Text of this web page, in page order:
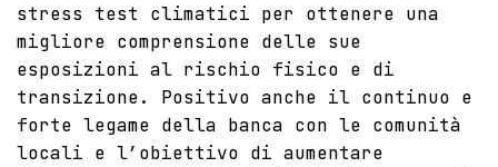
stress test climatici per ottenere una
migliore comprensione delle sue
esposizioni al rischio fisico e di
transizione. Positivo anche il continuo e
forte legame della banca con le comunità
locali e l’obiettivo di aumentare